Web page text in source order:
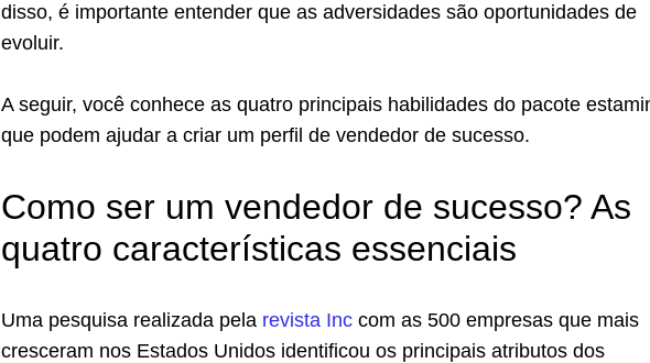
disso, é importante entender que as adversidades são oportunidades de
evoluir.
A seguir, você conhece as quatro principais habilidades do pacote
que podem ajudar a criar um perfil de vendedor de sucesso.
Como ser um vendedor de sucesso? As
quatro características essenciais
Uma pesquisa realizada pela revista Inc com as 500 empresas que mais
cresceram nos Estados Unidos identificou os principais atributos dos